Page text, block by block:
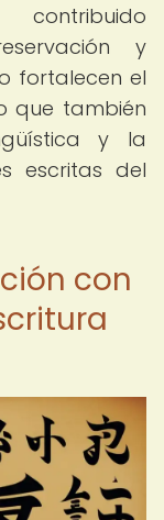
y
fortalecen el
que también
y la
escritas del
con